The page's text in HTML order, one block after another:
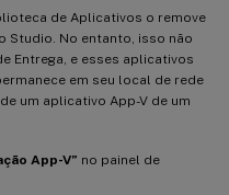
de Aplicativos o remove
Studio. No entanto, isso não
Entrega, e esses aplicativos
em seu local de rede
um aplicativo App-V de um
App-V” no painel de